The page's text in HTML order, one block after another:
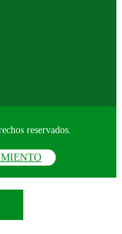
reservados.